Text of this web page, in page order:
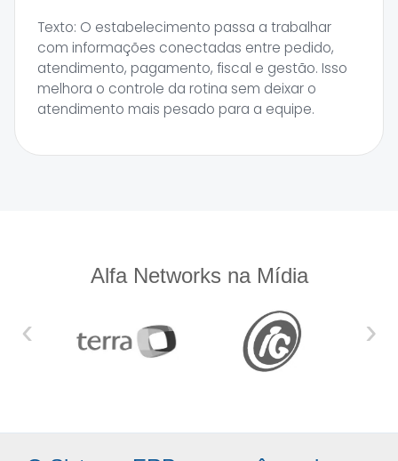
Texto: O estabelecimento passa a trabalhar
com informações conectadas entre pedido,
atendimento, pagamento, fiscal e gestão. Isso
melhora o controle da rotina sem deixar o
atendimento mais pesado para a equipe.
Alfa Networks na Mídia
‹ ›